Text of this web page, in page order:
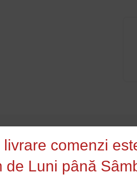
comenzi
de Luni până